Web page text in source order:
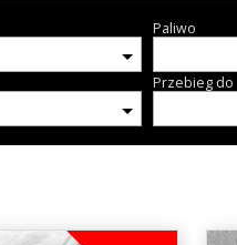
Paliwo
Przebieg do